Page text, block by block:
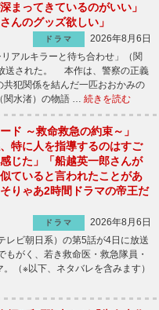
まってきているのがいい」
んのグッズ欲しい」
ドラマ
2026年8月6日
アルキラーと待ち合わせ」（関
送された。 本作は、警察の正義
犯関係を結んだ一匹おおかみの
関水渚）の物語 … 続きを読む
ド ～救命救急の約束～」
、特に人を指導するのはすご
じた」「船越英一郎さんが
似ていると言われたことがあ
りゃあ2時間ドラマの帝王だ
ドラマ
2026年8月6日
ビ朝日系）の第5話が4日に放送
がく、若き救命医・救急隊員・
（※以下、ネタバレを含みます）